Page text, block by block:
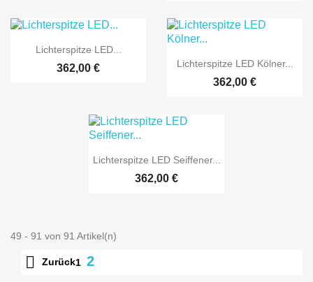
 Vorschau
Lichterspitze LED...
362,00 €  Vorschau
Lichterspitze LED Kölner...
362,00 €
 Vorschau
Lichterspitze LED Seiffener...
362,00 €
49 - 91 von 91 Artikel(n)
 Zurück1 2